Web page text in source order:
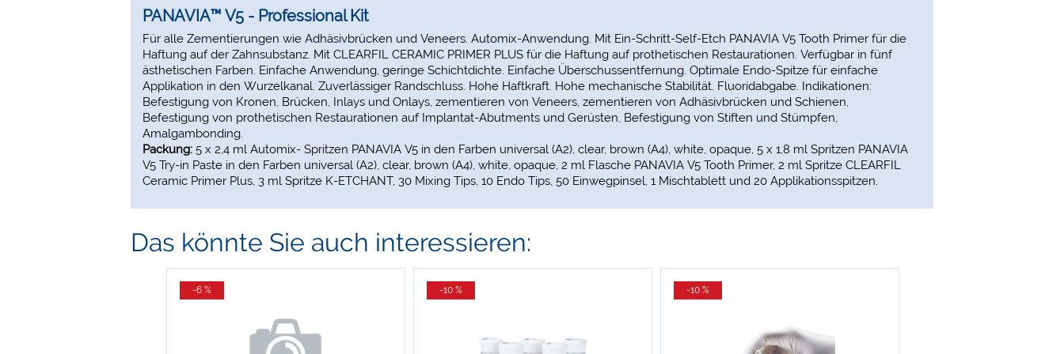
PANAVIA™ V5 - Professional Kit
Für alle Zementierungen wie Adhäsivbrücken und Veneers. Automix-Anwendung. Mit Ein-Schritt-Self-Etch PANAVIA V5 Tooth Primer für die
Haftung auf der Zahnsubstanz. Mit CLEARFIL CERAMIC PRIMER PLUS für die Haftung auf prothetischen Restaurationen. Verfügbar in fünf
ästhetischen Farben. Einfache Anwendung, geringe Schichtdichte. Einfache Überschussentfernung. Optimale Endo-Spitze für einfache
Applikation in den Wurzelkanal. Zuverlässiger Randschluss. Hohe Haftkraft. Hohe mechanische Stabilität. Fluoridabgabe. Indikationen:
Befestigung von Kronen, Brücken, Inlays und Onlays, zementieren von Veneers, zementieren von Adhäsivbrücken und Schienen,
Befestigung von prothetischen Restaurationen auf Implantat-Abutments und Gerüsten, Befestigung von Stiften und Stümpfen,
Amalgambonding.
Packung: 5 x 2,4 ml Automix- Spritzen PANAVIA V5 in den Farben universal (A2), clear, brown (A4), white, opaque, 5 x 1,8 ml Spritzen PANAVIA
V5 Try-in Paste in den Farben universal (A2), clear, brown (A4), white, opaque, 2 ml Flasche PANAVIA V5 Tooth Primer, 2 ml Spritze CLEARFIL
Ceramic Primer Plus, 3 ml Spritze K-ETCHANT, 30 Mixing Tips, 10 Endo Tips, 50 Einwegpinsel, 1 Mischtablett und 20 Applikationsspitzen.
Das könnte Sie auch interessieren:
-6 % -10 % -10 %